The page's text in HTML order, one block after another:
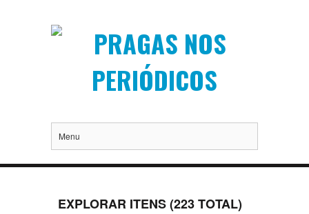
Menu
EXPLORAR ITENS (223 TOTAL)